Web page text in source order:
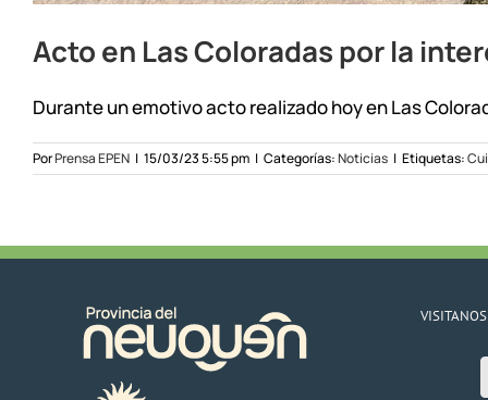
Acto en Las Coloradas por la
Durante un emotivo acto realizado hoy en Las
PorPrensa EPEN | 15/03/23 5:55 pm | Categorías:Noticias | Etiquetas: